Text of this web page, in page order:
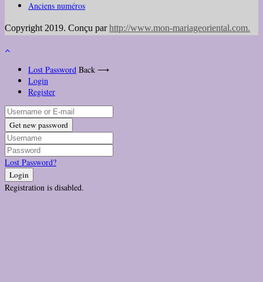
Anciens numéros
Copyright 2019. Conçu parhttp://www.mon-mariageoriental.com.
Lost Password Back ⟶
Login
Register
Get new password
Lost Password?
Login
Registration is disabled.